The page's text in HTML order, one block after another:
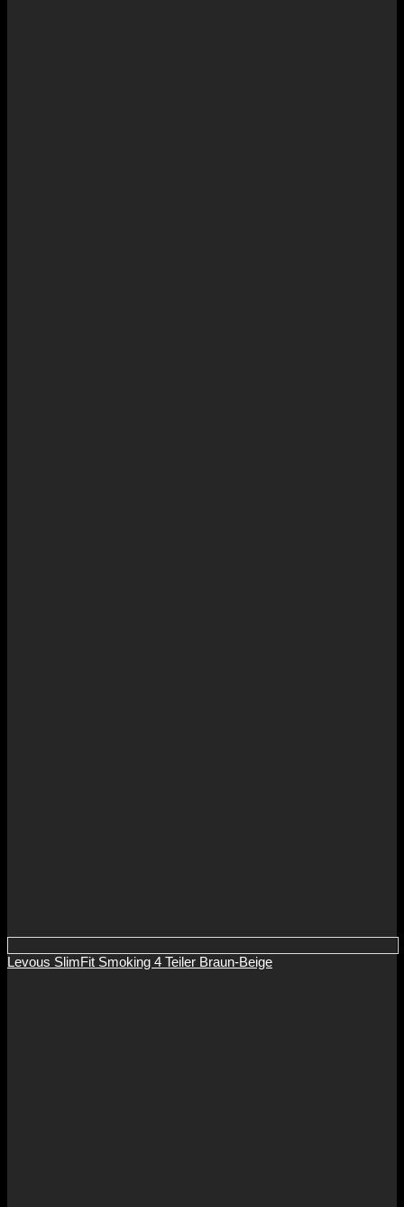
Levous SlimFit Smoking 4 Teiler Braun-Beige